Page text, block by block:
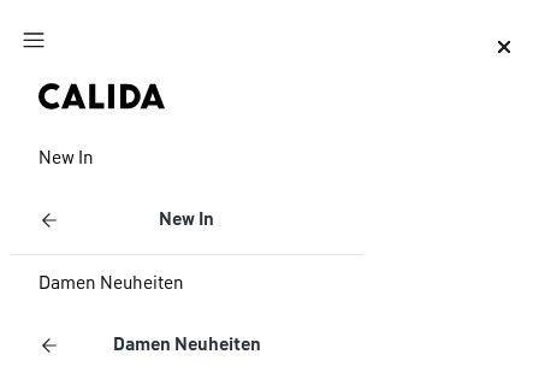
Zum Hauptinhalt springen
New In
New In
Damen Neuheiten
Damen Neuheiten